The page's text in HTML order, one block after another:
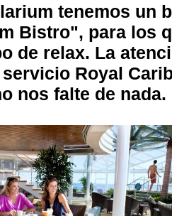
tenemos un
Bistro", para los
de relax. La
Royal
nos falte de nada.